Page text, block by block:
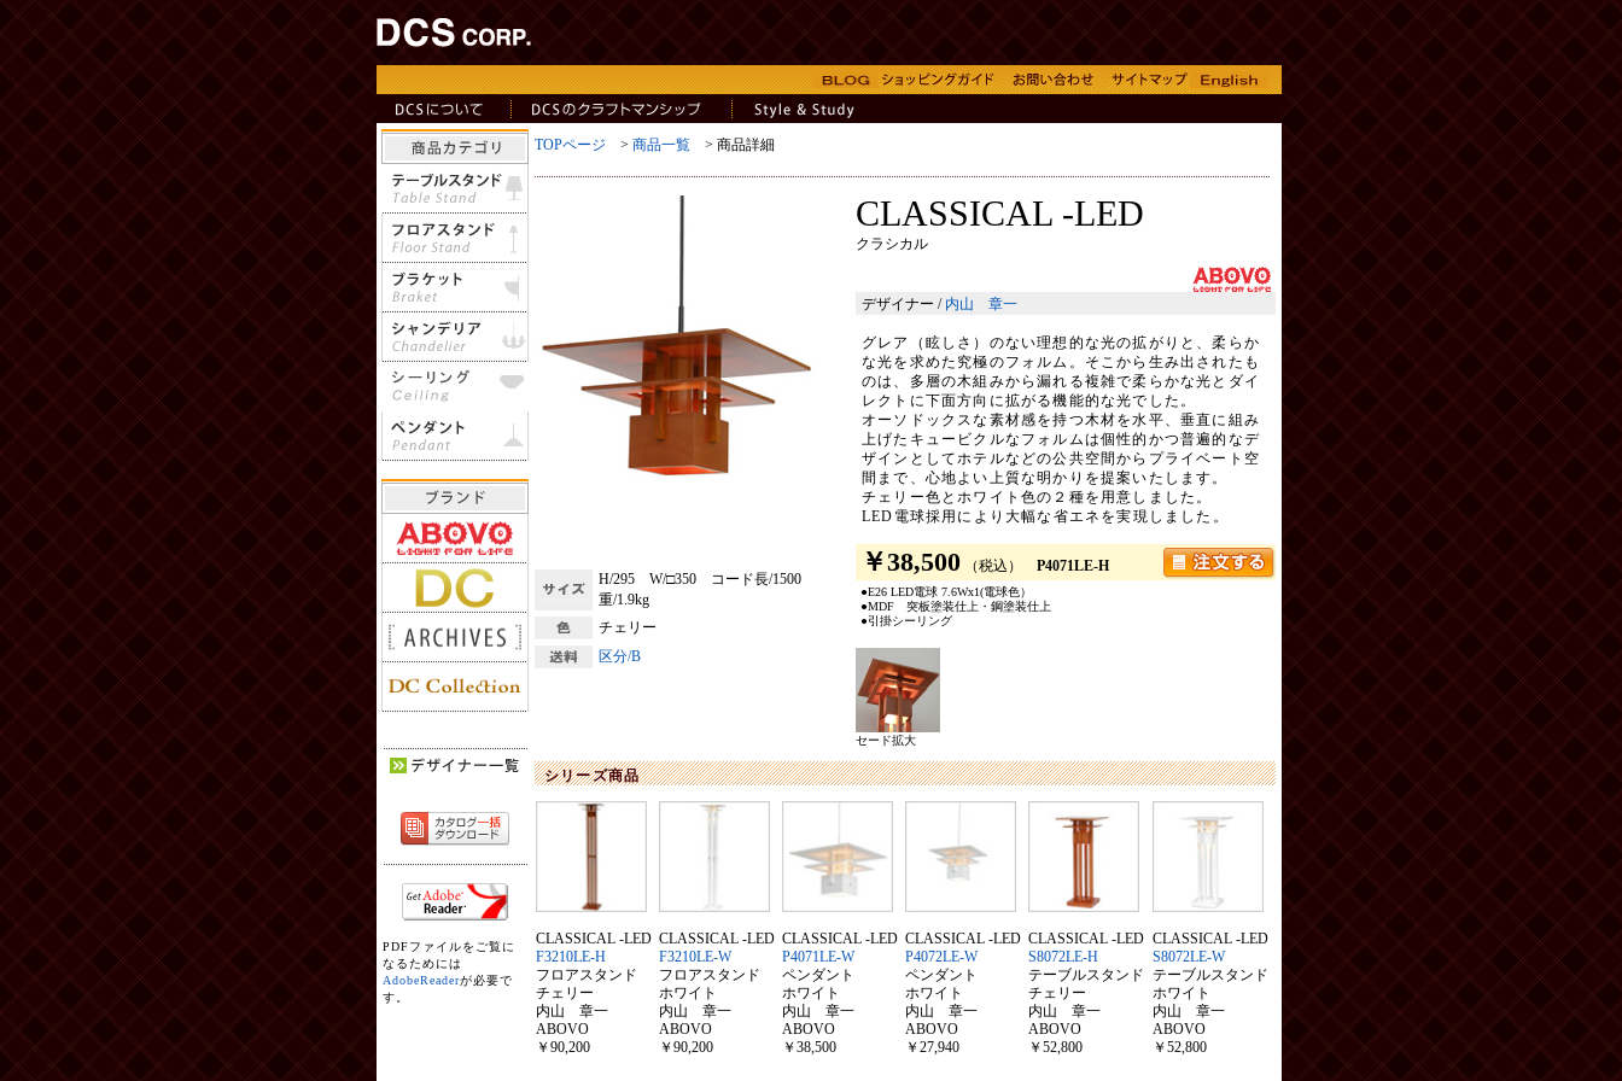
PDFファイルをご覧に
なるためには
AdobeReaderが必要で
す。
TOPページ > 商品一覧 > 商品詳細
H/295 W/□350 コード長/1500
重/1.9kg
チェリー
区分/B
CLASSICAL -LED
クラシカル
デザイナー / 内山 章一
グレア（眩しさ）のない理想的な光の拡がりと、柔らか
な光を求めた究極のフォルム。そこから生み出されたも
のは、多層の木組みから漏れる複雑で柔らかな光とダイ
レクトに下面方向に拡がる機能的な光でした。
オーソドックスな素材感を持つ木材を水平、垂直に組み
上げたキュービクルなフォルムは個性的かつ普遍的なデ
ザインとしてホテルなどの公共空間からプライベート空
間まで、心地よい上質な明かりを提案いたします。
チェリー色とホワイト色の２種を用意しました。
LED電球採用により大幅な省エネを実現しました。
￥38,500 （税込） P4071LE-H
●E26 LED電球 7.6Wx1(電球色）
●MDF 突板塗装仕上・鋼塗装仕上
●引掛シーリング
セード拡大
シリーズ商品
CLASSICAL -LED
F3210LE-H
フロアスタンド
チェリー
内山 章一
ABOVO
￥90,200
CLASSICAL -LED
F3210LE-W
フロアスタンド
ホワイト
内山 章一
ABOVO
￥90,200
CLASSICAL -LED
P4071LE-W
ペンダント
ホワイト
内山 章一
ABOVO
￥38,500
CLASSICAL -LED
P4072LE-W
ペンダント
ホワイト
内山 章一
ABOVO
￥27,940
CLASSICAL -LED
S8072LE-H
テーブルスタンド
チェリー
内山 章一
ABOVO
￥52,800
CLASSICAL -LED
S8072LE-W
テーブルスタンド
ホワイト
内山 章一
ABOVO
￥52,800